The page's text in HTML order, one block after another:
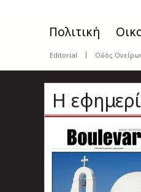
Πολιτική
Editorial Οδός
Η